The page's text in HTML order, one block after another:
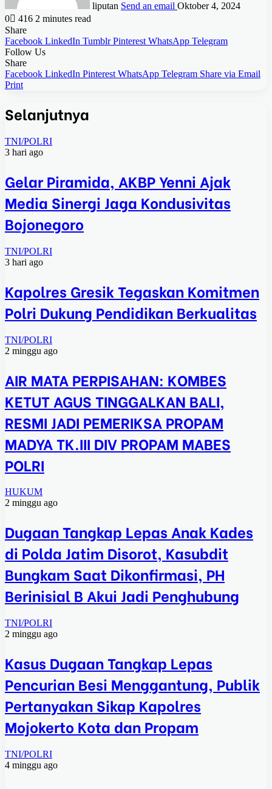
liputan Send an email Oktober 4, 2024
0
416 2 minutes read
Share
Facebook LinkedIn Tumblr Pinterest WhatsApp Telegram
Follow Us
Share
Facebook LinkedIn Pinterest WhatsApp Telegram Share via Email
Print
Selanjutnya
TNI/POLRI
3 hari ago
Gelar Piramida, AKBP Yenni Ajak
Media Sinergi Jaga Kondusivitas
Bojonegoro
TNI/POLRI
3 hari ago
Kapolres Gresik Tegaskan Komitmen
Polri Dukung Pendidikan Berkualitas
TNI/POLRI
2 minggu ago
AIR MATA PERPISAHAN: KOMBES
KETUT AGUS TINGGALKAN BALI,
RESMI JADI PEMERIKSA PROPAM
MADYA TK.III DIV PROPAM MABES
POLRI
HUKUM
2 minggu ago
Dugaan Tangkap Lepas Anak Kades
di Polda Jatim Disorot, Kasubdit
Bungkam Saat Dikonfirmasi, PH
Berinisial B Akui Jadi Penghubung
TNI/POLRI
2 minggu ago
Kasus Dugaan Tangkap Lepas
Pencurian Besi Menggantung, Publik
Pertanyakan Sikap Kapolres
Mojokerto Kota dan Propam
TNI/POLRI
4 minggu ago